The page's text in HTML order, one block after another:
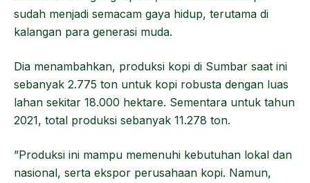
sudah menjadi semacam gaya hidup, terutama di
kalangan para generasi muda.
Dia menambahkan, produksi kopi di Sumbar saat ini
sebanyak 2.775 ton untuk kopi robusta dengan luas
lahan sekitar 18.000 hektare. Sementara untuk tahun
2021, total produksi sebanyak 11.278 ton.
”Produksi ini mampu memenuhi kebutuhan lokal dan
nasional, serta ekspor perusahaan kopi. Namun,